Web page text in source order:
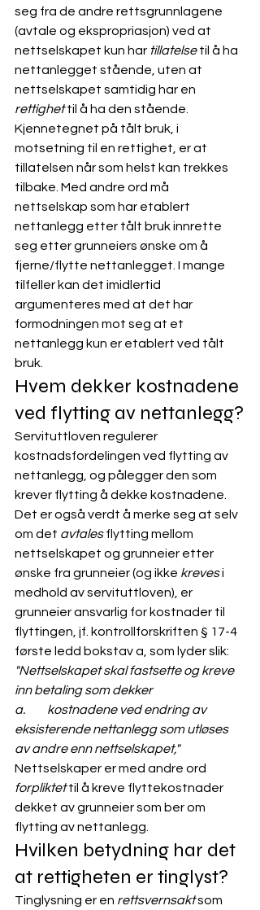
seg fra de andre rettsgrunnlagene
(avtale og ekspropriasjon) ved at
nettselskapet kun har tillatelse til å ha
nettanlegget stående, uten at
nettselskapet samtidig har en
rettighet til å ha den stående.
Kjennetegnet på tålt bruk, i
motsetning til en rettighet, er at
tillatelsen når som helst kan trekkes
tilbake. Med andre ord må
nettselskap som har etablert
nettanlegg etter tålt bruk innrette
seg etter grunneiers ønske om å
fjerne/flytte nettanlegget. I mange
tilfeller kan det imidlertid
argumenteres med at det har
formodningen mot seg at et
nettanlegg kun er etablert ved tålt
bruk.
Hvem dekker kostnadene
ved flytting av nettanlegg?
Servituttloven regulerer
kostnadsfordelingen ved flytting av
nettanlegg, og pålegger den som
krever flytting å dekke kostnadene.
Det er også verdt å merke seg at selv
om det avtales flytting mellom
nettselskapet og grunneier etter
ønske fra grunneier (og ikke kreves i
medhold av servituttloven), er
grunneier ansvarlig for kostnader til
flyttingen, jf. kontrollforskriften § 17-4
første ledd bokstav a, som lyder slik:
"Nettselskapet skal fastsette og kreve
inn betaling som dekker
a.         kostnadene ved endring av
eksisterende nettanlegg som utløses
av andre enn nettselskapet,"
Nettselskaper er med andre ord
forpliktet til å kreve flyttekostnader
dekket av grunneier som ber om
flytting av nettanlegg.
Hvilken betydning har det
at rettigheten er tinglyst?
Tinglysning er en rettsvernsakt som